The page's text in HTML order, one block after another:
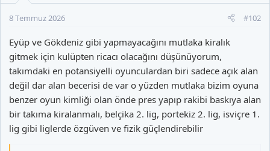
:
8 Temmuz 2026 #102
Eyüp ve Gökdeniz gibi yapmayacağını mutlaka kiralık
gitmek için kulüpten ricacı olacağını düşünüyorum,
takımdaki en potansiyelli oyunculardan biri sadece açık alan
değil dar alan becerisi de var o yüzden mutlaka bizim oyuna
benzer oyun kimliği olan önde pres yapıp rakibi baskıya alan
bir takıma kiralanmalı, belçika 2. lig, portekiz 2. lig, isviçre 1.
lig gibi liglerde özgüven ve fizik güçlendirebilir